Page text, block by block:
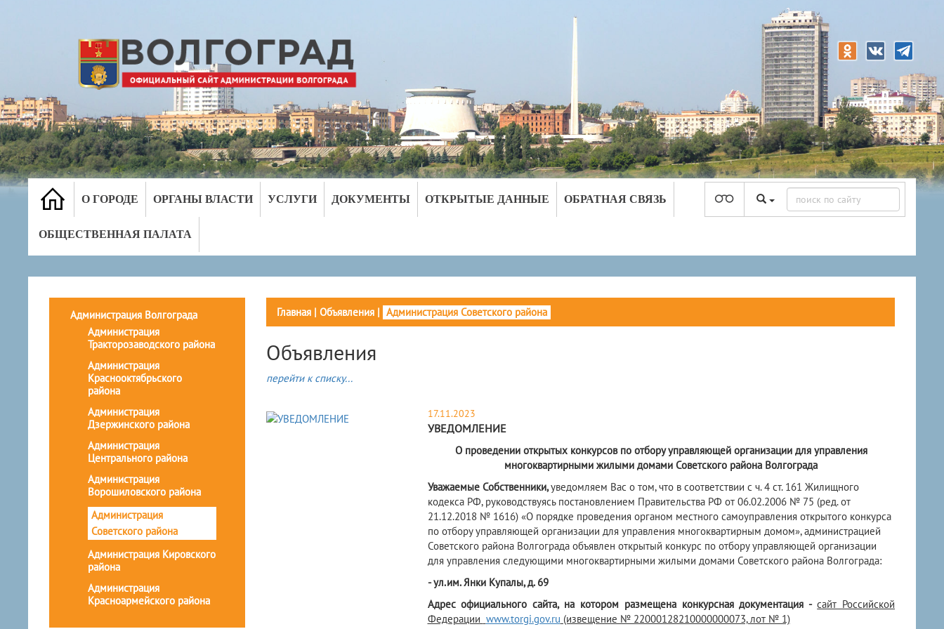
О ГОРОДЕ ОРГАНЫ ВЛАСТИ УСЛУГИ ДОКУМЕНТЫ ОТКРЫТЫЕ ДАННЫЕ ОБРАТНАЯ СВЯЗЬ
ОБЩЕСТВЕННАЯ ПАЛАТА
Администрация Волгограда
Администрация
Тракторозаводского района
Администрация
Краснооктябрьского
района
Администрация
Дзержинского района
Администрация
Центрального района
Администрация
Ворошиловского района
Администрация
Советского района
Администрация Кировского
района
Администрация
Красноармейского района
Главная| Объявления| Администрация Советского района
Объявления
перейти к списку...
17.11.2023
УВЕДОМЛЕНИЕ
О проведении открытых конкурсов по отбору управляющей организации для управления
многоквартирными жилыми домами Советского района Волгограда
УважаемыеСобственники,уведомляем Вас о том, что в соответствии с ч. 4 ст. 161 Жилищного
кодекса РФ, руководствуясь постановлением Правительства РФ от 06.02.2006 № 75 (ред. от
21.12.2018 № 1616) «О порядке проведения органом местного самоуправления открытого конкурса
по отбору управляющей организации для управления многоквартирным домом», администрацией
Советского района Волгограда объявлен открытый конкурс по отбору управляющей организации
для управления следующими многоквартирными жилыми домами Советского района Волгограда:
- ул.им. Янки Купалы, д. 69
Адрес официального сайта, на котором размещена конкурсная документация -сайт Российской
Федерации www.torgi.gov.ru (извещение № 22000128210000000073, лот № 1)